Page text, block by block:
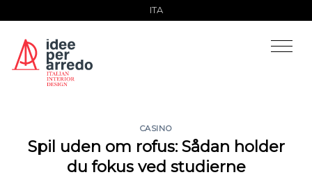
contenuti
ITA
CASINO
Spil uden om rofus: Sådan holder
du fokus ved studierne